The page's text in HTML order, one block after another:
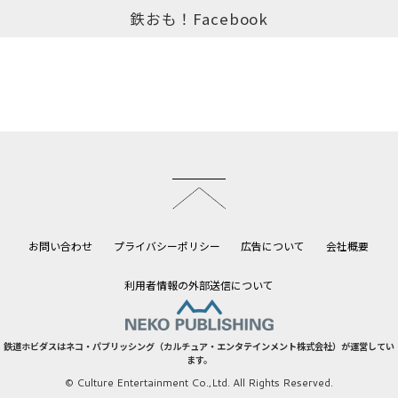
鉄おも！Facebook
お問い合わせ プライバシーポリシー 広告について 会社概要
利用者情報の外部送信について
鉄道ホビダスはネコ・パブリッシング（カルチュア・エンタテインメント株式会社）が運営してい
ます。
© Culture Entertainment Co.,Ltd. All Rights Reserved.